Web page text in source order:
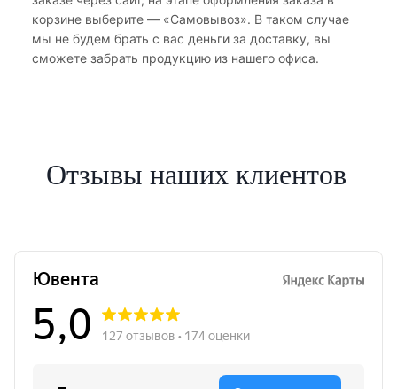
корзине выберите — «Самовывоз». В таком случае
мы не будем брать с вас деньги за доставку, вы
сможете забрать продукцию из нашего офиса.
Отзывы наших клиентов